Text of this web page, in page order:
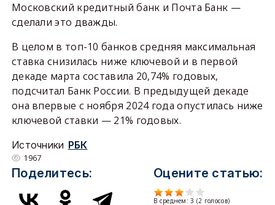
Московский кредитный банк и Почта Банк —
сделали это дважды.
В целом в топ-10 банков средняя максимальная
ставка снизилась ниже ключевой и в первой
декаде марта составила 20,74% годовых,
подсчитал Банк России. В предыдущей декаде
она впервые с ноября 2024 года опустилась ниже
ключевой ставки — 21% годовых.
Источники РБК
1967
Поделитесь: Оцените статью:
В среднем:3 (2 голосов)